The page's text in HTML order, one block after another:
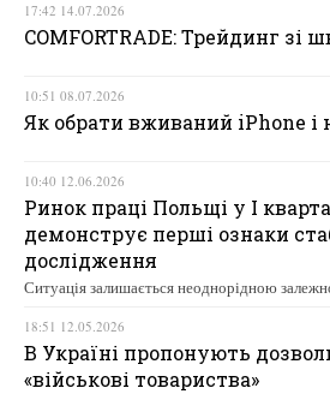
17:42 14.07.2026
COMFORTRADE: Трейдинг зі
10:51 08.07.2026
Як обрати вживаний iPhone і
10:40 12.06.2026
Ринок праці Польщі у І
демонструє перші ознаки
дослідження
Ситуація залишається неоднорідною
18:51 12.05.2026
В Україні пропонують
«військові товариства»